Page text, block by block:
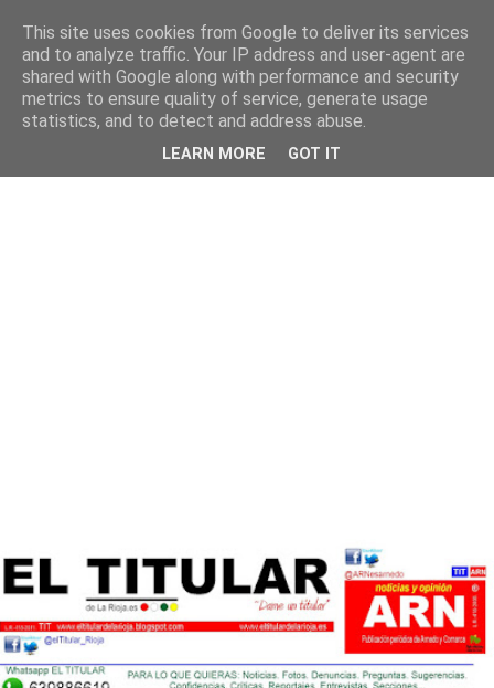
This site uses cookies from Google to deliver its services
and to analyze traffic. Your IP address and user-agent are
shared with Google along with performance and security
metrics to ensure quality of service, generate usage
statistics, and to detect and address abuse.
LEARN MORE GOT IT